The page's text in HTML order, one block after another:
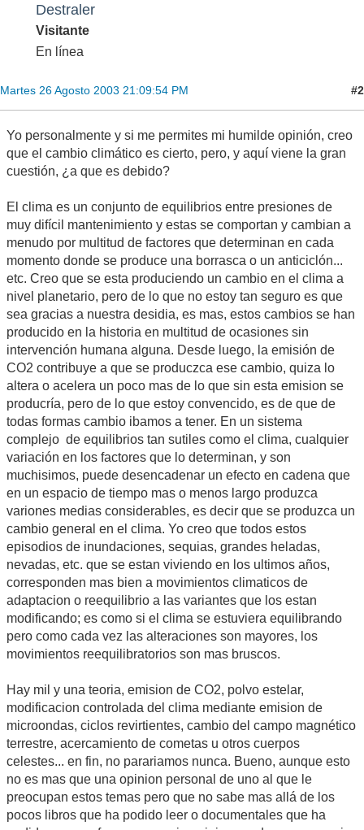
Destraler
Visitante
En línea
Martes 26 Agosto 2003 21:09:54 PM #2
Yo personalmente y si me permites mi humilde opinión, creo
que el cambio climático es cierto, pero, y aquí viene la gran
cuestión, ¿a que es debido?
El clima es un conjunto de equilibrios entre presiones de
muy difícil mantenimiento y estas se comportan y cambian a
menudo por multitud de factores que determinan en cada
momento donde se produce una borrasca o un anticiclón...
etc. Creo que se esta produciendo un cambio en el clima a
nivel planetario, pero de lo que no estoy tan seguro es que
sea gracias a nuestra desidia, es mas, estos cambios se han
producido en la historia en multitud de ocasiones sin
intervención humana alguna. Desde luego, la emisión de
CO2 contribuye a que se produczca ese cambio, quiza lo
altera o acelera un poco mas de lo que sin esta emision se
producría, pero de lo que estoy convencido, es de que de
todas formas cambio ibamos a tener. En un sistema
complejo de equilibrios tan sutiles como el clima, cualquier
variación en los factores que lo determinan, y son
muchisimos, puede desencadenar un efecto en cadena que
en un espacio de tiempo mas o menos largo produzca
variones medias considerables, es decir que se produzca un
cambio general en el clima. Yo creo que todos estos
episodios de inundaciones, sequias, grandes heladas,
nevadas, etc. que se estan viviendo en los ultimos años,
corresponden mas bien a movimientos climaticos de
adaptacion o reequilibrio a las variantes que los estan
modificando; es como si el clima se estuviera equilibrando
pero como cada vez las alteraciones son mayores, los
movimientos reequilibratorios son mas bruscos.
Hay mil y una teoria, emision de CO2, polvo estelar,
modificacion controlada del clima mediante emision de
microondas, ciclos revirtientes, cambio del campo magnético
terrestre, acercamiento de cometas u otros cuerpos
celestes... en fin, no parariamos nunca. Bueno, aunque esto
no es mas que una opinion personal de uno al que le
preocupan estos temas pero que no sabe mas allá de los
pocos libros que ha podido leer o documentales que ha